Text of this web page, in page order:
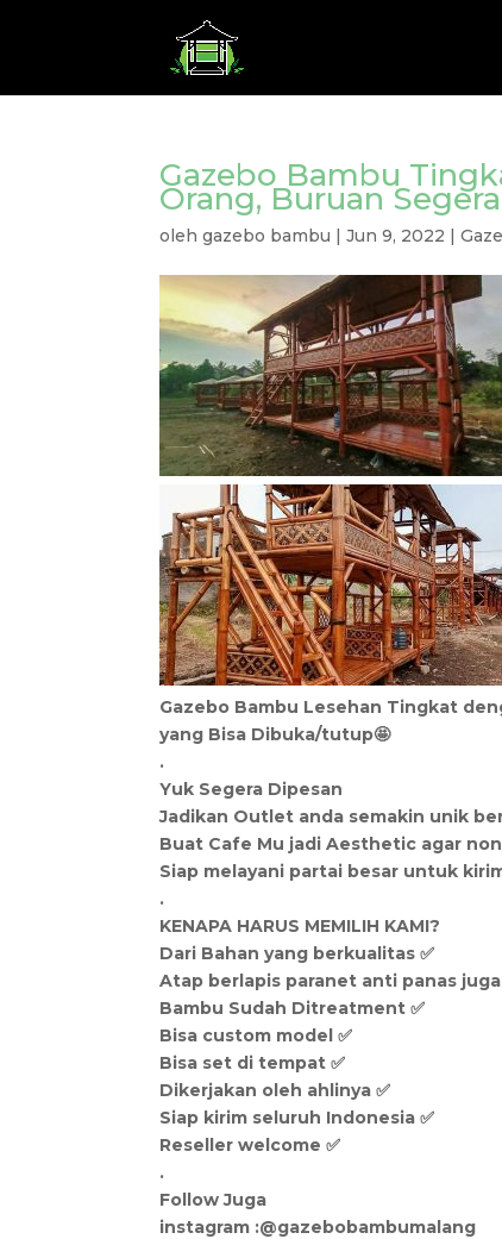
Gazebo Bambu
Orang, Buruan
olehgazebo bambu |Jun 9, 2022 |
Gazebo Bambu Lesehan Tingkat
yang Bisa Dibuka/tutup🤩
.
Yuk Segera Dipesan
Jadikan Outlet anda semakin unik
Buat Cafe Mu jadi Aesthetic agar
Siap melayani partai besar untuk
.
KENAPA HARUS MEMILIH KAMI?
Dari Bahan yang berkualitas ✅
Atap berlapis paranet anti panas juga
Bambu Sudah Ditreatment ✅
Bisa custom model ✅
Bisa set di tempat ✅
Dikerjakan oleh ahlinya ✅
Siap kirim seluruh Indonesia ✅
Reseller welcome ✅
.
Follow Juga
instagram :@gazebobambumalang